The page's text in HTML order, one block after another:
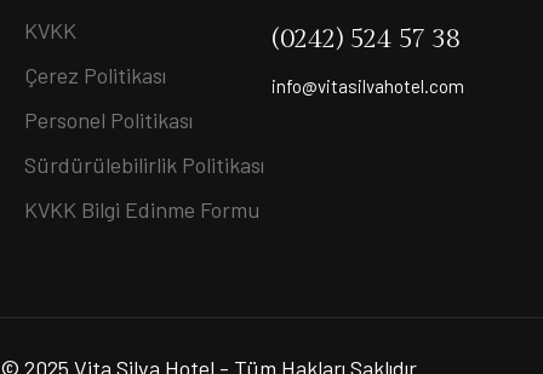
KVKK
Çerez Politikası
Personel Politikası
Sürdürülebilirlik Politikası
KVKK Bilgi Edinme Formu
(0242) 524 57 38
info@vitasilvahotel.com
© 2025 Vita Silva Hotel - Tüm Hakları Saklıdır.